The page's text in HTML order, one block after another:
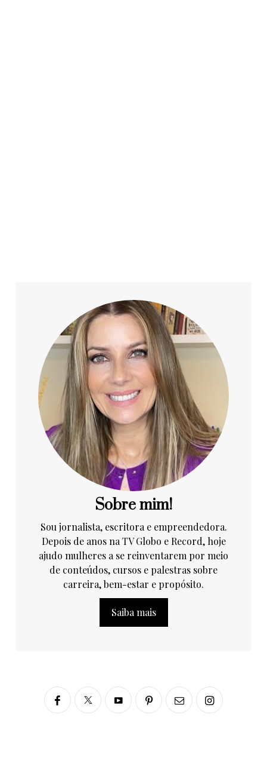
Sobre mim!
Sou jornalista, escritora e empreendedora.
Depois de anos na TV Globo e Record, hoje
ajudo mulheres a se reinventarem por meio
de conteúdos, cursos e palestras sobre
carreira, bem-estar e propósito.
Saiba mais